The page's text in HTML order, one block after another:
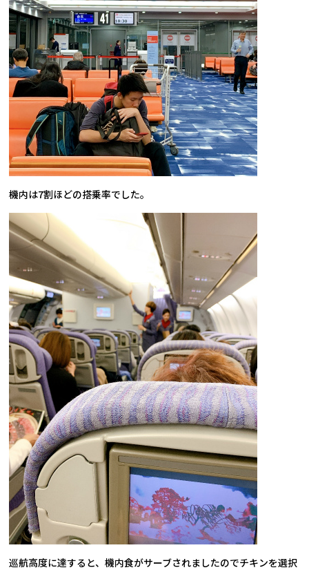
機内は7割ほどの搭乗率でした。
巡航高度に達すると、機内食がサーブされましたのでチキンを選択